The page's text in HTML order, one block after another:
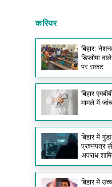
करियर
बिहार:
डिप्लोमा
पर संकट
बिहार
मामले में
बिहार में
प्रश्नपत्र
अपराध
बिहार में